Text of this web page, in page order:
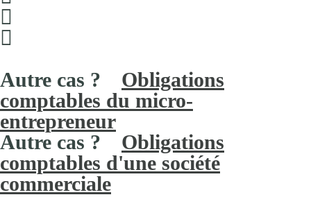
Obligations
comptables du micro-
entrepreneur
Obligations
comptables d'une société
commerciale